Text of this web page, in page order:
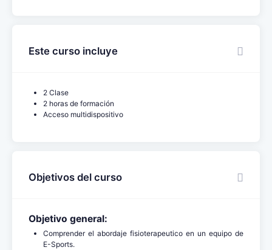
Este curso incluye
2 Clase
2 horas de formación
Acceso multidispositivo
Objetivos del curso
Objetivo general:
Comprender el abordaje fisioterapeutico en un equipo de
E-Sports.